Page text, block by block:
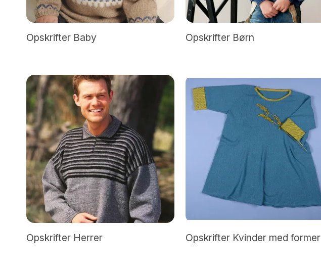
Uld/Nylon
Aloe Sockwool
Armonia Handdyed
Armonia Print
Basic
Se alle →
Uld/silke
Wool-Silk
Opskrifter Baby Opskrifter Børn
Opskrifter Herrer Opskrifter Kvinder med former